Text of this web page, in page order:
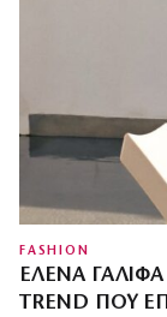
FASHION
ΈΛΕΝΑ
TREND ΠΟΥ